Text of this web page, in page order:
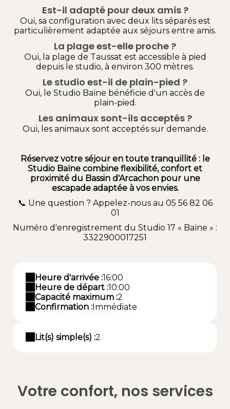
Est-il adapté pour deux amis ?
Oui, sa configuration avec deux lits séparés est
particulièrement adaptée aux séjours entre amis.
La plage est-elle proche ?
Oui, la plage de Taussat est accessible à pied
depuis le studio, à environ 300 mètres.
Le studio est-il de plain-pied ?
Oui, le Studio Baïne bénéficie d'un accès de
plain-pied.
Les animaux sont-ils acceptés ?
Oui, les animaux sont acceptés sur demande.
Réservez votre séjour en toute tranquillité : le
Studio Baïne combine flexibilité, confort et
proximité du Bassin d'Arcachon pour une
escapade adaptée à vos envies.
📞 Une question ? Appelez-nous au 05 56 82 06
01
Numéro d'enregistrement du Studio 17 « Baïne » :
3322900017251
Heure d'arrivée :16:00
Heure de départ :10:00
Capacité maximum :2
Confirmation :Immédiate
Lit(s) simple(s) :2
Votre confort, nos services